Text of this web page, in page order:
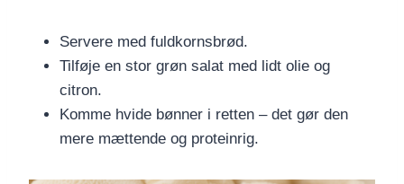
Servere med fuldkornsbrød.
Tilføje en stor grøn salat med lidt olie og
citron.
Komme hvide bønner i retten – det gør den
mere mættende og proteinrig.